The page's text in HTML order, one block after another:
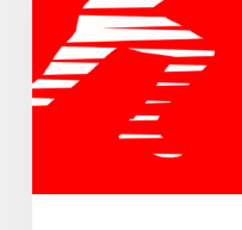
Fiziksel
Parametrede
En
İyi
–